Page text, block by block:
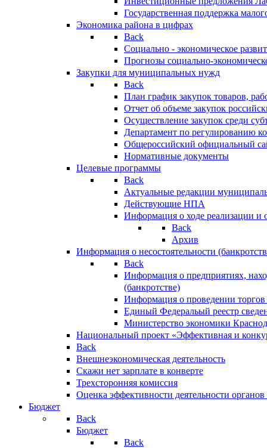
Государственная поддержка
Экономика района в цифрах
Back
Социально - экономическое
Прогнозы социально-
Закупки для муниципальных нужд
Back
План график закупок товаров,
Отчет об объеме закупок
Осуществление закупок среди
Департамент по регулированию
Общероссийский официальный
Нормативные документы
Целевые программы
Back
Актуальные редакции
Действующие НПА
Информация о ходе реализации
Back
Архив
Информация о несостоятельности
Back
Информация о предприятиях,
(банкротстве)
Информация о проведении
Единый Федеральый реестр
Министерство экономики
Национальный проект «Эффективная и
Back
Внешнеэкономическая деятельность
Скажи нет зарплате в конверте
Трехсторонняя комиссия
Оценка эффективности деятельности
Бюджет
Back
Бюджет
Back